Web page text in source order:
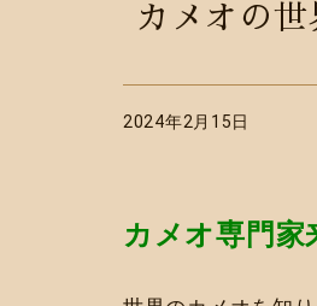
カメオの世
2024年2月15日
カメオ専門家